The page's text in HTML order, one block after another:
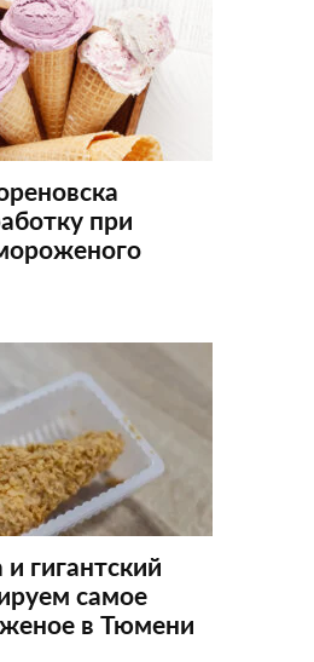
при
гигантский
самое
в Тюмени